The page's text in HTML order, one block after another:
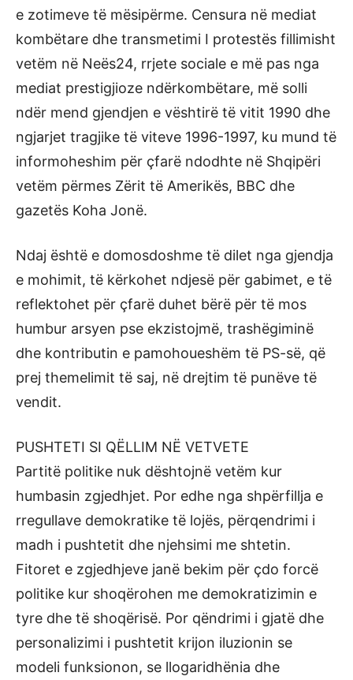
e zotimeve të mësipërme. Censura në mediat
kombëtare dhe transmetimi I protestës fillimisht
vetëm në Neës24, rrjete sociale e më pas nga
mediat prestigjioze ndërkombëtare, më solli
ndër mend gjendjen e vështirë të vitit 1990 dhe
ngjarjet tragjike të viteve 1996-1997, ku mund të
informoheshim për çfarë ndodhte në Shqipëri
vetëm përmes Zërit të Amerikës, BBC dhe
gazetës Koha Jonë.
Ndaj është e domosdoshme të dilet nga gjendja
e mohimit, të kërkohet ndjesë për gabimet, e të
reflektohet për çfarë duhet bërë për të mos
humbur arsyen pse ekzistojmë, trashëgiminë
dhe kontributin e pamohoueshëm të PS-së, që
prej themelimit të saj, në drejtim të punëve të
vendit.
PUSHTETI SI QËLLIM NË VETVETE
Partitë politike nuk dështojnë vetëm kur
humbasin zgjedhjet. Por edhe nga shpërfillja e
rregullave demokratike të lojës, përqendrimi i
madh i pushtetit dhe njehsimi me shtetin.
Fitoret e zgjedhjeve janë bekim për çdo forcë
politike kur shoqërohen me demokratizimin e
tyre dhe të shoqërisë. Por qëndrimi i gjatë dhe
personalizimi i pushtetit krijon iluzionin se
modeli funksionon, se llogaridhënia dhe